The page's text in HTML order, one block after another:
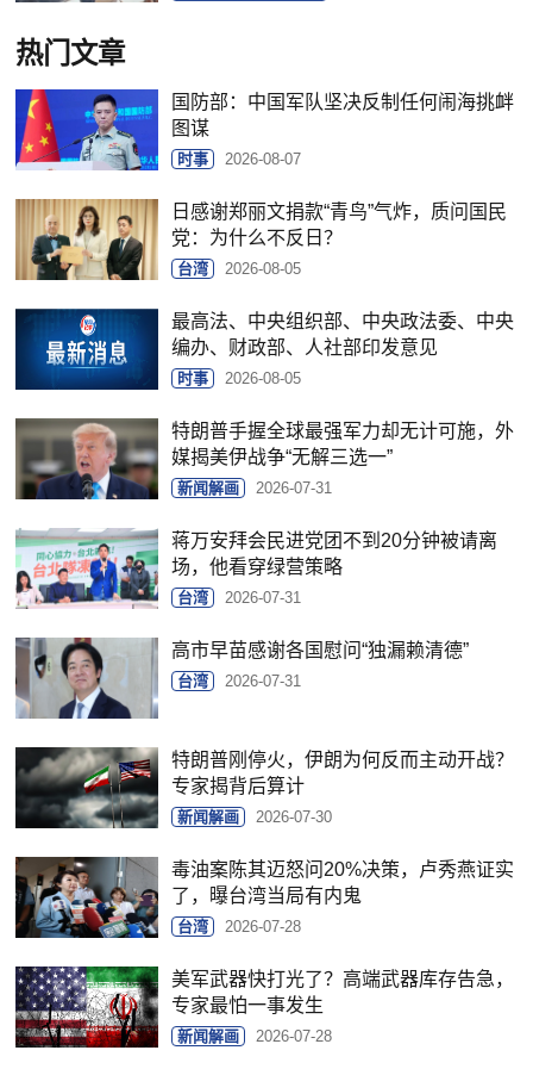
热门文章
国防部：中国军队坚决反制任何闹海挑衅
图谋
时事 2026-08-07
日感谢郑丽文捐款“青鸟”气炸，质问国民
党：为什么不反日？
台湾 2026-08-05
最高法、中央组织部、中央政法委、中央
编办、财政部、人社部印发意见
时事 2026-08-05
特朗普手握全球最强军力却无计可施，外
媒揭美伊战争“无解三选一”
新闻解画 2026-07-31
蒋万安拜会民进党团不到20分钟被请离
场，他看穿绿营策略
台湾 2026-07-31
高市早苗感谢各国慰问“独漏赖清德”
台湾 2026-07-31
特朗普刚停火，伊朗为何反而主动开战？
专家揭背后算计
新闻解画 2026-07-30
毒油案陈其迈怒问20%决策，卢秀燕证实
了，曝台湾当局有内鬼
台湾 2026-07-28
美军武器快打光了？高端武器库存告急，
专家最怕一事发生
新闻解画 2026-07-28